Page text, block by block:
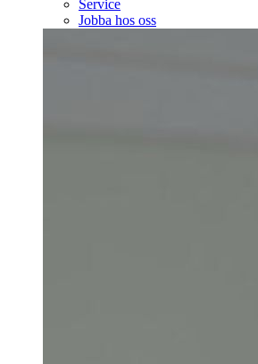
Service
Jobba hos oss